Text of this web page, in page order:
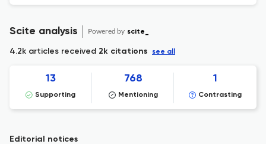
Scite analysis Powered by scite_
4.2k articles received 2k citations see all
13
Supporting
768
Mentioning
1
Contrasting
Editorial notices